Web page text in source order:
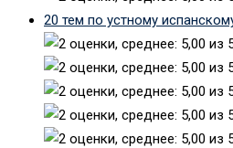
20 тем по устному